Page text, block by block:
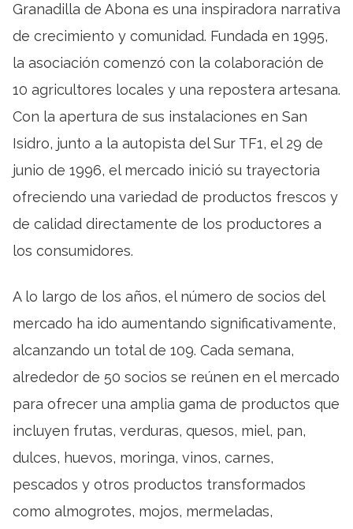
Granadilla de Abona es una inspiradora narrativa
de crecimiento y comunidad. Fundada en 1995,
la asociación comenzó con la colaboración de
10 agricultores locales y una repostera artesana.
Con la apertura de sus instalaciones en San
Isidro, junto a la autopista del Sur TF1, el 29 de
junio de 1996, el mercado inició su trayectoria
ofreciendo una variedad de productos frescos y
de calidad directamente de los productores a
los consumidores.
A lo largo de los años, el número de socios del
mercado ha ido aumentando significativamente,
alcanzando un total de 109. Cada semana,
alrededor de 50 socios se reúnen en el mercado
para ofrecer una amplia gama de productos que
incluyen frutas, verduras, quesos, miel, pan,
dulces, huevos, moringa, vinos, carnes,
pescados y otros productos transformados
como almogrotes, mojos, mermeladas,